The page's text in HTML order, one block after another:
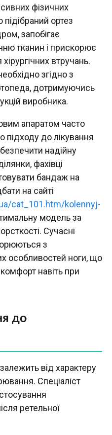
фізичних
ортез
запобігає
тканин і прискорює
хірургічних втручань.
згідно з
дотримуючись
виробника.
апаратом часто
підходу до лікування
надійну
фахівці
бандаж на
на сайті
cat_101.htm/kolennyj-
модель за
Сучасні
з
особливостей ноги, що
навіть при
до
від характеру
Спеціаліст
ретельної